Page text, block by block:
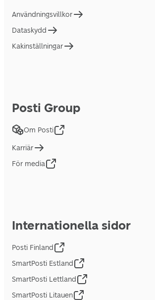
Användningsvillkor
Dataskydd
Kakinställningar
Posti Group
Om Posti
Karriär
För media
Internationella sidor
Posti Finland
SmartPosti Estland
SmartPosti Lettland
SmartPosti Litauen